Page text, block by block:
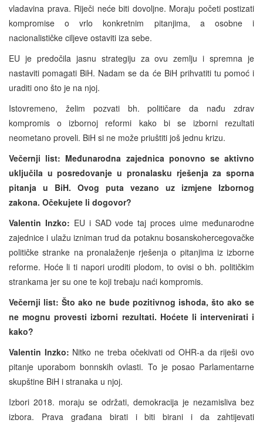
vladavina prava. Riječi neće biti dovoljne. Moraju početi postizati
kompromise o vrlo konkretnim pitanjima, a osobne i
nacionalističke ciljeve ostaviti iza sebe.
EU je predočila jasnu strategiju za ovu zemlju i spremna je
nastaviti pomagati BiH. Nadam se da će BiH prihvatiti tu pomoć i
uraditi ono što je na njoj.
Istovremeno, želim pozvati bh. političare da nađu zdrav
kompromis o izbornoj reformi kako bi se izborni rezultati
neometano proveli. BiH si ne može priuštiti još jednu krizu.
Večernji list: Međunarodna zajednica ponovno se aktivno
uključila u posredovanje u pronalasku rješenja za sporna
pitanja u BiH. Ovog puta vezano uz izmjene Izbornog
zakona. Očekujete li dogovor?
Valentin Inzko: EU i SAD vode taj proces uime međunarodne
zajednice i ulažu izniman trud da potaknu bosanskohercegovačke
političke stranke na pronalaženje rješenja o pitanjima iz izborne
reforme. Hoće li ti napori uroditi plodom, to ovisi o bh. političkim
strankama jer su one te koji trebaju naći kompromis.
Večernji list:Što ako ne bude pozitivnog ishoda, što ako se
ne mognu provesti izborni rezultati. Hoćete li intervenirati i
kako?
Valentin Inzko: Nitko ne treba očekivati od OHR-a da riješi ovo
pitanje uporabom bonnskih ovlasti. To je posao Parlamentarne
skupštine BiH i stranaka u njoj.
Izbori 2018. moraju se održati, demokracija je nezamisliva bez
izbora. Prava građana birati i biti birani i da zahtijevati